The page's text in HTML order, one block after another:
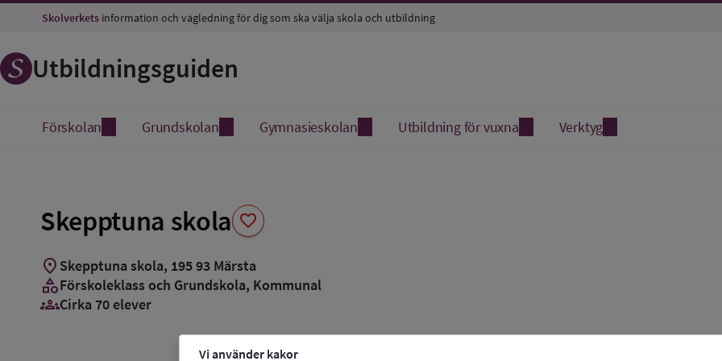
Vi använder kakor
Skolverkets information och vägledning för dig som ska välja skola och utbildning
Utbildningsguiden
Förskolan Grundskolan Gymnasieskolan Utbildning för vuxna Verktyg
Skepptuna skola favorite
Spara
location_on Skepptuna skola, 19593 Märsta
categoryFörskoleklass och Grundskola, Kommunal
groups_3Cirka 70 elever